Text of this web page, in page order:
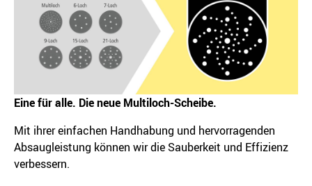
Eine für alle. Die neue Multiloch-Scheibe.
Mit ihrer einfachen Handhabung und hervorragenden
Absaugleistung können wir die Sauberkeit und Effizienz
verbessern.